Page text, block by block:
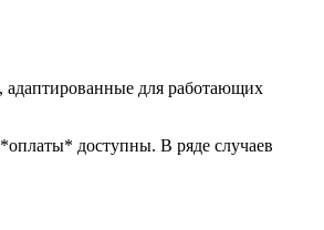
для работающих
доступны. В ряде случаев